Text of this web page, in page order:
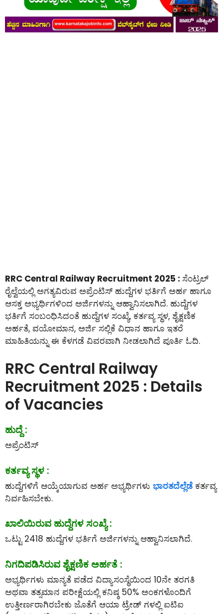
RRC Central Railway Recruitment 2025 : ಸೆಂಟ್ರಲ್
ರೈಲ್ವೆಯಲ್ಲಿ ಅಗತ್ಯವಿರುವ ಅಪ್ರೆಂಟಿಸ್ ಹುದ್ದೆಗಳ ಭರ್ತಿಗೆ ಅರ್ಹ ಹಾಗೂ
ಆಸಕ್ತ ಅಭ್ಯರ್ಥಿಗಳಿಂದ ಅರ್ಜಿಗಳನ್ನು ಆಹ್ವಾನಿಸಲಾಗಿದೆ. ಹುದ್ದೆಗಳ
ಭರ್ತಿಗೆ ಸಂಬಂಧಿಸಿದಂತೆ ಹುದ್ದೆಗಳ ಸಂಖ್ಯೆ, ಕರ್ತವ್ಯ ಸ್ಥಳ, ಶೈಕ್ಷಣಿಕ
ಅರ್ಹತೆ, ವಯೋಮಾನ, ಅರ್ಜಿ ಸಲ್ಲಿಕೆ ವಿಧಾನ ಹಾಗೂ ಇತರೆ
ಮಾಹಿತಿಯನ್ನು ಈ ಕೆಳಗಡೆ ವಿವರವಾಗಿ ನೀಡಲಾಗಿದೆ ಪೂರ್ತಿ ಓದಿ.
RRC Central Railway
Recruitment 2025 : Details
of Vacancies
ಹುದ್ದೆ :
ಅಪ್ರೆಂಟಿಸ್
ಕರ್ತವ್ಯ ಸ್ಥಳ :
ಹುದ್ದೆಗಳಿಗೆ ಆಯ್ಕೆಯಾಗುವ ಅರ್ಹ ಅಭ್ಯರ್ಥಿಗಳು ಭಾರತದೆಲ್ಲೆಡೆ ಕರ್ತವ್ಯ
ನಿರ್ವಹಿಸಬೇಕು.
ಖಾಲಿಯಿರುವ ಹುದ್ದೆಗಳ ಸಂಖ್ಯೆ :
ಒಟ್ಟು 2418 ಹುದ್ದೆಗಳ ಭರ್ತಿಗೆ ಅರ್ಜಿಗಳನ್ನು ಆಹ್ವಾನಿಸಲಾಗಿದೆ.
ನಿಗದಿಪಡಿಸಿರುವ ಶೈಕ್ಷಣಿಕ ಅರ್ಹತೆ :
ಅಭ್ಯರ್ಥಿಗಳು ಮಾನ್ಯತೆ ಪಡೆದ ವಿದ್ಯಾಸಂಸ್ಥೆಯಿಂದ 10ನೇ ತರಗತಿ
ಅಥವಾ ತತ್ಸಮಾನ ಪರೀಕ್ಷೆಯಲ್ಲಿ ಕನಿಷ್ಠ 50% ಅಂಕಗಳೊಂದಿಗೆ
ಉತ್ತೀರ್ಣರಾಗಿರಬೇಕು ಜೊತೆಗೆ ಆಯಾ ಟ್ರೇಡ್ ಗಳಲ್ಲಿ ಐಟಿಐ